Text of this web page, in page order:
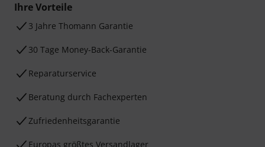
Ihre Vorteile
3 Jahre Thomann Garantie
30 Tage Money-Back-Garantie
Reparaturservice
Beratung durch Fachexperten
Zufriedenheitsgarantie
Europas größtes Versandlager